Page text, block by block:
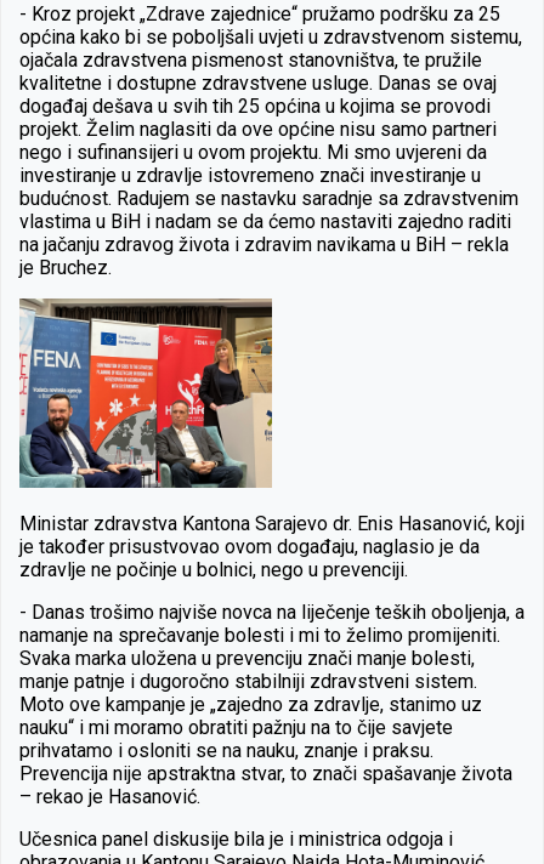
- Kroz projekt „Zdrave zajednice“ pružamo podršku za 25
općina kako bi se poboljšali uvjeti u zdravstvenom sistemu,
ojačala zdravstvena pismenost stanovništva, te pružile
kvalitetne i dostupne zdravstvene usluge. Danas se ovaj
događaj dešava u svih tih 25 općina u kojima se provodi
projekt. Želim naglasiti da ove općine nisu samo partneri
nego i sufinansijeri u ovom projektu. Mi smo uvjereni da
investiranje u zdravlje istovremeno znači investiranje u
budućnost. Radujem se nastavku saradnje sa zdravstvenim
vlastima u BiH i nadam se da ćemo nastaviti zajedno raditi
na jačanju zdravog života i zdravim navikama u BiH – rekla
je Bruchez.
Ministar zdravstva Kantona Sarajevo dr. Enis Hasanović, koji
je također prisustvovao ovom događaju, naglasio je da
zdravlje ne počinje u bolnici, nego u prevenciji.
- Danas trošimo najviše novca na liječenje teških oboljenja, a
namanje na sprečavanje bolesti i mi to želimo promijeniti.
Svaka marka uložena u prevenciju znači manje bolesti,
manje patnje i dugoročno stabilniji zdravstveni sistem.
Moto ove kampanje je „zajedno za zdravlje, stanimo uz
nauku“ i mi moramo obratiti pažnju na to čije savjete
prihvatamo i osloniti se na nauku, znanje i praksu.
Prevencija nije apstraktna stvar, to znači spašavanje života
– rekao je Hasanović.
Učesnica panel diskusije bila je i ministrica odgoja i